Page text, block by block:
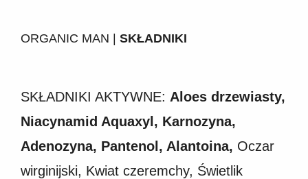
ORGANIC MAN | SKŁADNIKI
SKŁADNIKI AKTYWNE: Aloes drzewiasty,
Niacynamid Aquaxyl, Karnozyna,
Adenozyna, Pantenol, Alantoina, Oczar
wirginijski, Kwiat czeremchy, Świetlik